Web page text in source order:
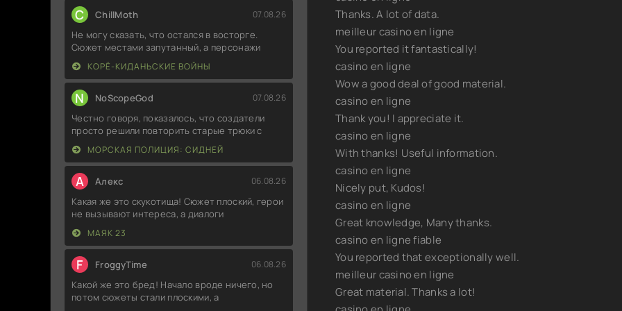
C ChillMoth 07.08.26
Не могу сказать, что остался в восторге.
Сюжет местами запутанный, а персонажи
КОРЁ-КИДАНЬСКИЕ ВОЙНЫ
N NoScopeGod 07.08.26
Честно говоря, показалось, что создатели
просто решили повторить старые трюки с
МОРСКАЯ ПОЛИЦИЯ: СИДНЕЙ
А Алекс 06.08.26
Какая же это скукотища! Сюжет плоский, герои
не вызывают интереса, а диалоги
МАЯК 23
F FroggyTime 06.08.26
Какой же это бред! Начало вроде ничего, но
потом сюжеты стали плоскими, а
Маска [07x04 из 12] (2026) HDTV 1080р от Files-x
Маска / The Mask (1994) BDRip [H.264/720p]
Маска 3D / The Maze 3D (1961) BDRip [H.264/2160p]
[Вертикальная стереопара] [handmade Upscale AI] [VO]
Маска / The Mask (1994) BDRip [AV1/2160p] [4K, SDR, 10-
[handmade Upscale AI]
Чёрная маска / Hak hap / Black mask (1996) BDRip
[10-bit] [handmade AI]
Черная маска 2: Город масок / Black Mask 2: City of
(2002) BDRip [H.265/1080p] [10-bit] [handmade AI]
Мэй Маск | Женщина, у которой есть план: правила
жизни (2020) [PDF, EPUB]
Эрик Бергер | Космос ближе: Как Илон Маск и инженеры
поставили полеты на поток (2026) [MP3, Сергей
Наталья Тимошенко | Проклятые артефакты (Книга 2).
тишины (2026) [MP3, Ксения Большакова]
Под маской любви (2025) WEBRip [H.264/1080p] (сезон
Thanks. A lot of data.
meilleur casino en ligne
You reported it fantastically!
casino en ligne
Wow a good deal of good material.
casino en ligne
Thank you! I appreciate it.
casino en ligne
With thanks! Useful information.
casino en ligne
Nicely put, Kudos!
casino en ligne
Great knowledge, Many thanks.
casino en ligne fiable
You reported that exceptionally well.
meilleur casino en ligne
Great material. Thanks a lot!